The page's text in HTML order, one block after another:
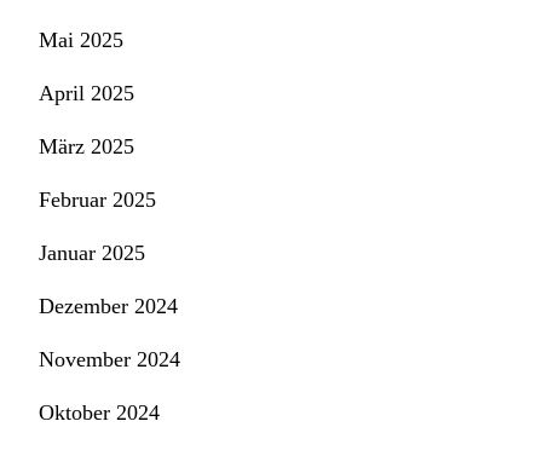
Mai 2025
April 2025
März 2025
Februar 2025
Januar 2025
Dezember 2024
November 2024
Oktober 2024